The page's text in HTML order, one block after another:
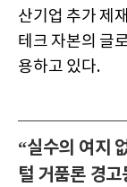
산기업 추가 제
테크 자본의 글
용하고 있다.
“실수의 여지
털 거품론 경고